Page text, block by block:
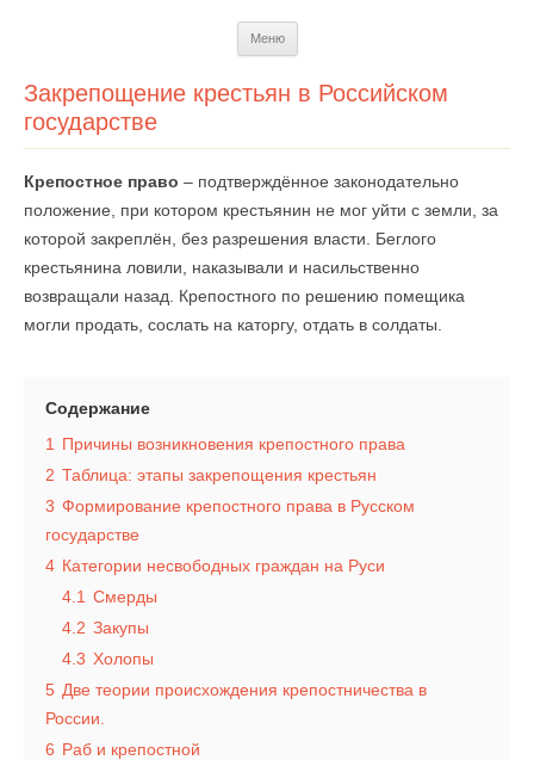
Меню
Закрепощение крестьян в Российском
государстве
Крепостное право – подтверждённое законодательно
положение, при котором крестьянин не мог уйти с земли, за
которой закреплён, без разрешения власти. Беглого
крестьянина ловили, наказывали и насильственно
возвращали назад. Крепостного по решению помещика
могли продать, сослать на каторгу, отдать в солдаты.
Содержание
1
Причины возникновения крепостного права
2 Таблица: этапы закрепощения крестьян
3 Формирование крепостного права в Русском
государстве
4 Категории несвободных граждан на Руси
4.1 Смерды
4.2 Закупы
4.3 Холопы
5 Две теории происхождения крепостничества в
России.
6 Раб и крепостной